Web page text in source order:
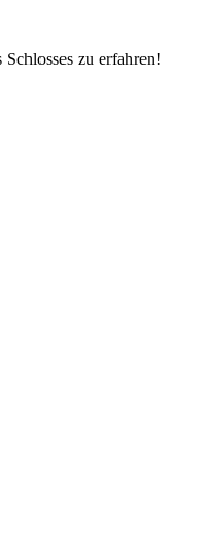
zu erfahren!